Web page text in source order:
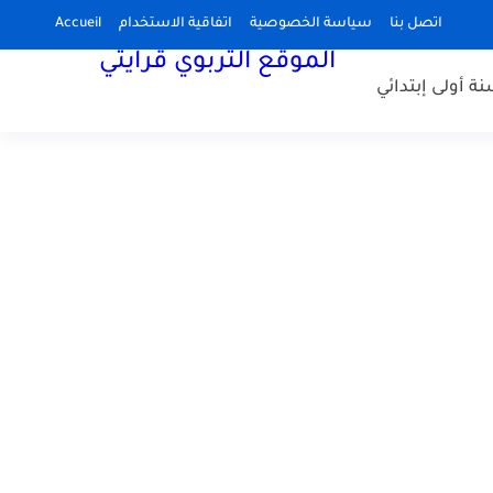
Accueil اتفاقية الاستخدام سياسة الخصوصية اتصل بنا
الموقع التربوي قرايتي
أولى إبتدائي